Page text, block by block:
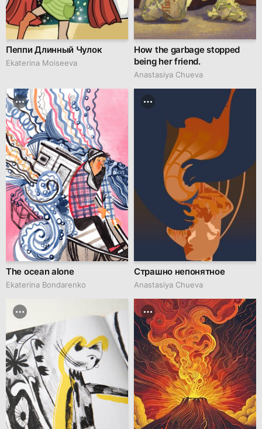
Пеппи Длинный Чулок
Ekaterina Moiseeva
How the garbage stopped
being her friend.
Anastasiya Chueva
The ocean alone
Ekaterina Bondarenko
Страшно непонятное
Anastasiya Chueva